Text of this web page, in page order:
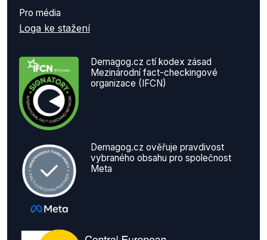
Pro média
Loga ke stažení
Demagog.cz ctí kodex zásad
Mezinárodní fact-checkingové
organizace (IFCN)
Demagog.cz ověřuje pravdivost
vybraného obsahu pro společnost
Meta